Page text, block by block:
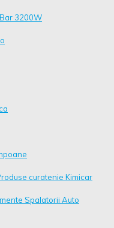
3200W
curatenie Kimicar
Spalatorii Auto